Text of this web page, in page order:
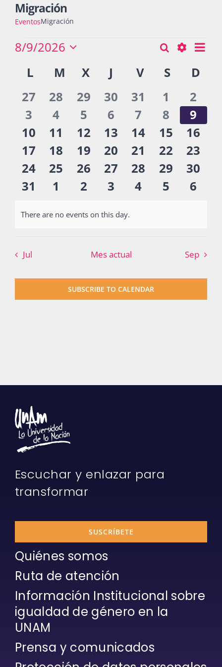
La Boletina
Blog
Recursos
Bienvenida generación 2027-1
Migración
EventosMigración
Eventos
Búsqueda
navegació
de
vistas
de
Eventos
Buscar
Filters
Mes
8/9/2026
fecha.
Calendario
de
Eventos
L LUNES
M MARTES
XMIÉRCOLES
J JUEVES
V VIERNES
SSÁBADO
D
0
eventos
27
0
eventos
28
0
eventos
29
0
eventos
30
0
eventos
31
0
eventos
1
0
2
0
eventos
3
0
eventos
4
0
eventos
5
0
eventos
6
0
eventos
7
0
eventos
8
0
9
0
eventos
10
0
eventos
11
0
eventos
12
0
eventos
13
0
eventos
14
0
eventos
15
0
16
0
eventos
17
0
eventos
18
0
eventos
19
0
eventos
20
0
eventos
21
0
eventos
22
0
23
0
eventos
24
0
eventos
25
0
eventos
26
0
eventos
27
0
eventos
28
0
eventos
29
0
30
0
31
0
1
0
2
0
3
0
4
0
5
0
6
There are no events on this day.
Jul Mes actual Sep
SUBSCRIBE TO CALENDAR
Escuchar y enlazar para
transformar
SUSCRÍBETE
Quiénes somos
Ruta de atención
Información Institucional sobre
igualdad de género en la
UNAM
Prensa y comunicados